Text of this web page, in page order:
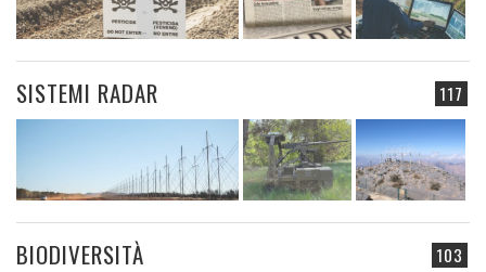
117
SISTEMI RADAR
103
BIODIVERSITÀ